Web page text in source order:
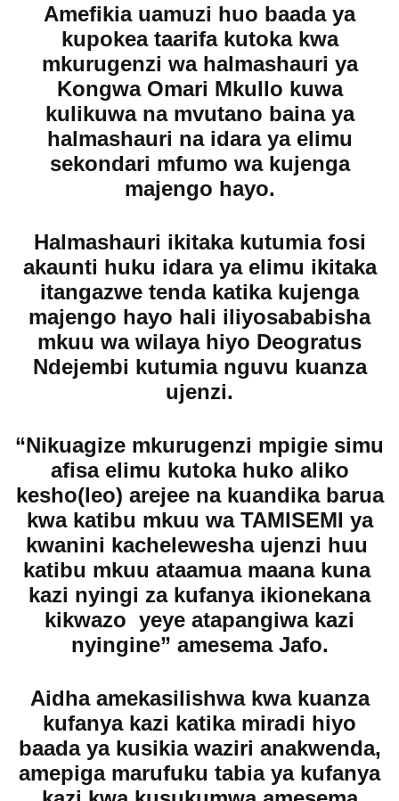
Amefikia uamuzi huo baada ya
kupokea taarifa kutoka kwa
mkurugenzi wa halmashauri ya
Kongwa Omari Mkullo kuwa
kulikuwa na mvutano baina ya
halmashauri na idara ya elimu
sekondari mfumo wa kujenga
majengo hayo.
Halmashauri ikitaka kutumia fosi
akaunti huku idara ya elimu ikitaka
itangazwe tenda katika kujenga
majengo hayo hali iliyosababisha
mkuu wa wilaya hiyo Deogratus
Ndejembi kutumia nguvu kuanza
ujenzi.
“Nikuagize mkurugenzi mpigie simu
afisa elimu kutoka huko aliko
kesho(leo) arejee na kuandika barua
kwa katibu mkuu wa TAMISEMI ya
kwanini kachelewesha ujenzi huu
katibu mkuu ataamua maana kuna
kazi nyingi za kufanya ikionekana
kikwazo yeye atapangiwa kazi
nyingine” amesema Jafo.
Aidha amekasilishwa kwa kuanza
kufanya kazi katika miradi hiyo
baada ya kusikia waziri anakwenda,
amepiga marufuku tabia ya kufanya